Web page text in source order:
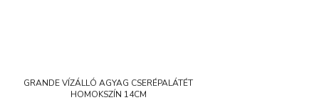
GRANDE VÍZÁLLÓ AGYAG CSERÉPALÁTÉT
HOMOKSZÍN 14CM